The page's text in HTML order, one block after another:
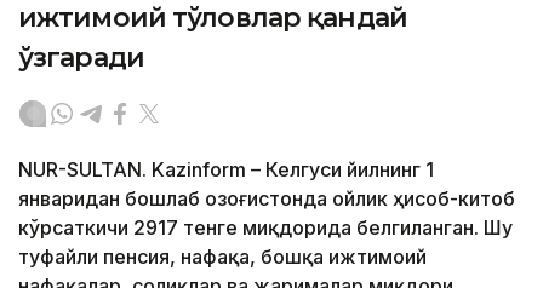
ижтимоий тўловлар қандай
ўзгаради
NUR-SULTAN. Kazinform – Келгуси йилнинг 1
январидан бошлаб Қозоғистонда ойлик ҳисоб-китоб
кўрсаткичи 2917 тенге миқдорида белгиланган. Шу
туфайли пенсия, нафақа, бошқа ижтимоий